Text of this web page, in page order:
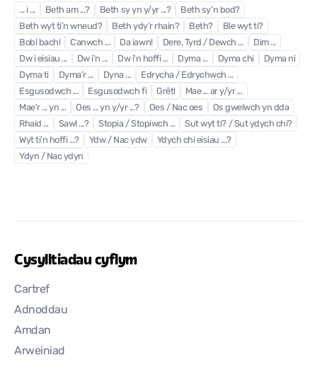
... i ... Beth am ...? Beth sy yn y/yr ...?
Beth sy’n bod?
Beth wyt ti’n wneud?
Beth ydy'r rhain? Beth?
Ble wyt ti?
Bobl bach!
Canwch ... Da iawn! Dere, Tyrd / Dewch ...
Dim ...
Dw i eisiau ...
Dw i'n ... Dw i'n hoffi ... Dyma ... Dyma chi
Dyma ni
Dyma ti
Dyma’r ... Dyna ...
Edrycha / Edrychwch ...
Esgusodwch ...
Esgusodwch fi Grêt!
Mae ... ar y/yr ...
Mae'r ... yn ...
Oes ... yn y/yr ...? Oes / Nac oes
Os gwelwch yn dda
Rhaid ...
Sawl ...? Stopia / Stopiwch ...
Sut wyt ti? / Sut ydych chi?
Wyt ti’n hoffi ...?
Ydw / Nac ydw
Ydych chi eisiau ...?
Ydyn / Nac ydyn
Cysylltiadau cyflym
Cartref
Adnoddau
Amdan
Arweiniad